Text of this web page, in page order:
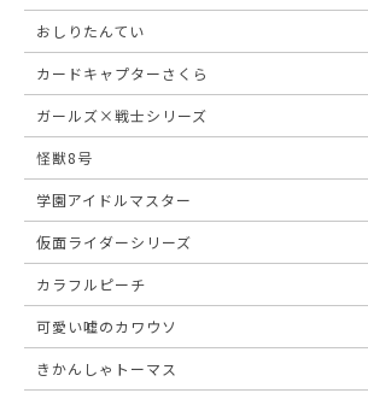
おしりたんてい
カードキャプターさくら
ガールズ×戦士シリーズ
怪獣8号
学園アイドルマスター
仮面ライダーシリーズ
カラフルピーチ
可愛い嘘のカワウソ
きかんしゃトーマス